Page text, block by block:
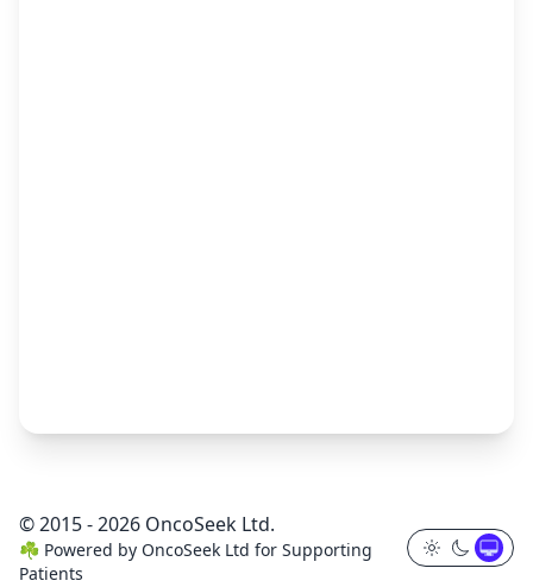
© 2015 - 2026 OncoSeek Ltd.
☘️ Powered by OncoSeek Ltd for Supporting
Patients